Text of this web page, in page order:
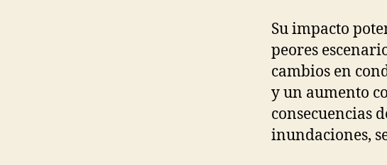
Su impacto
peores
cambios en
y un aumento
consecuencias
inundaciones,